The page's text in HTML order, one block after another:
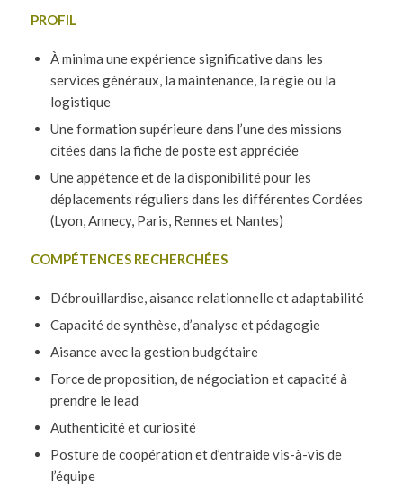
PROFIL
À minima une expérience significative dans les
services généraux, la maintenance, la régie ou la
logistique
Une formation supérieure dans l’une des missions
citées dans la fiche de poste est appréciée
Une appétence et de la disponibilité pour les
déplacements réguliers dans les différentes Cordées
(Lyon, Annecy, Paris, Rennes et Nantes)
COMPÉTENCES RECHERCHÉES
Débrouillardise, aisance relationnelle et adaptabilité
Capacité de synthèse, d’analyse et pédagogie
Aisance avec la gestion budgétaire
Force de proposition, de négociation et capacité à
prendre le lead
Authenticité et curiosité
Posture de coopération et d’entraide vis-à-vis de
l’équipe